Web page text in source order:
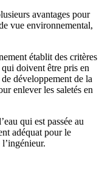
avantages pour
vue environnemental,
établit des critères
qui doivent être pris en
développement de la
enlever les saletés en
qui est passée au
adéquat pour le